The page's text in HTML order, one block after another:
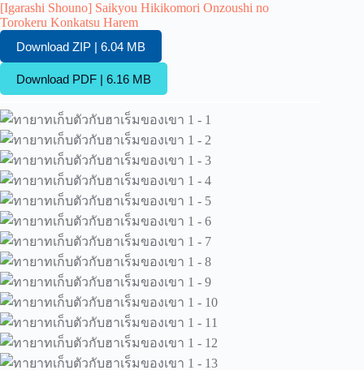
[Igarashi Shouno] Saikyou Hikikomori Onzoushi no
Torokeru Konkatsu Harem
Download ZIP | 6.04 MB
Download PDF | 6.16 MB